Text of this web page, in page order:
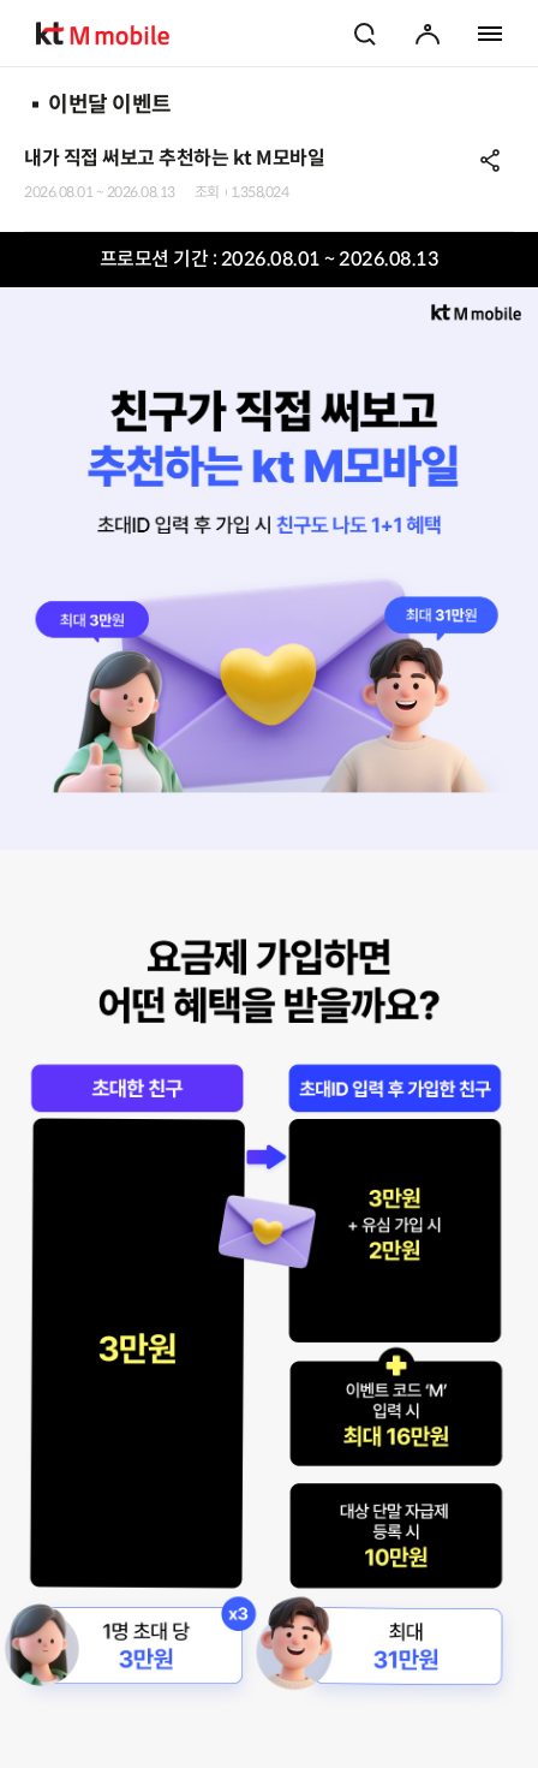
검색
마이페이지
이번달 이벤트
내가 직접 써보고 추천하는 kt M모바일
2026.08.01 ~ 2026.08.13 조회 1,358,024
프로모션 기간 :2026.08.01 ~ 2026.08.13